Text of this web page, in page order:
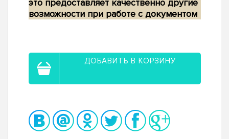
это предоставляет качественно другие
возможности при работе с документом
ДОБАВИТЬ В КОРЗИНУ